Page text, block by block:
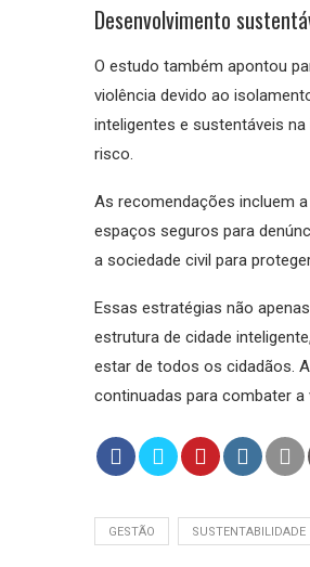
Desenvolvimento
O estudo também apontou
violência devido ao
inteligentes e sustentáveis
risco.
As recomendações incluem
espaços seguros para
a sociedade civil para
Essas estratégias não
estrutura de cidade
estar de todos os cidadãos.
continuadas para combater
GESTÃO SUSTENTABILIDADE